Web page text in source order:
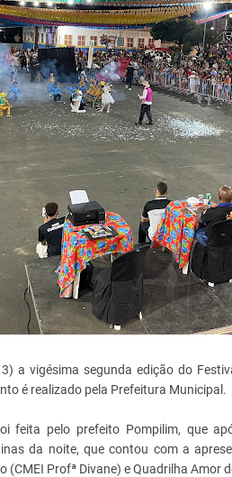
a vigésima segunda edição do
é realizado pela Prefeitura Municipal.
feita pelo prefeito Pompilim, que
da noite, que contou com a
Profª Divane) e Quadrilha Amor